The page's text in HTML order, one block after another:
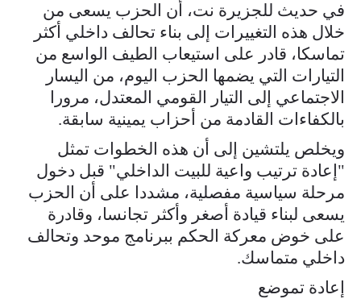
في حديث للجزيرة نت، أن الحزب يسعى من
خلال هذه التغييرات إلى بناء تحالف داخلي أكثر
تماسكا، قادر على استيعاب الطيف الواسع من
التيارات التي يضمها الحزب اليوم، من اليسار
الاجتماعي إلى التيار القومي المعتدل، مرورا
بالكفاءات القادمة من أحزاب يمينية سابقة.
ويخلص يلتشين إلى أن هذه الخطوات تمثل
"إعادة ترتيب واعية للبيت الداخلي" قبل دخول
مرحلة سياسية مفصلية، مشددا على أن الحزب
يسعى لبناء قيادة أصغر وأكثر تجانسا، وقادرة
على خوض معركة الحكم ببرنامج موحد وتحالف
داخلي متماسك.
إعادة تموضع